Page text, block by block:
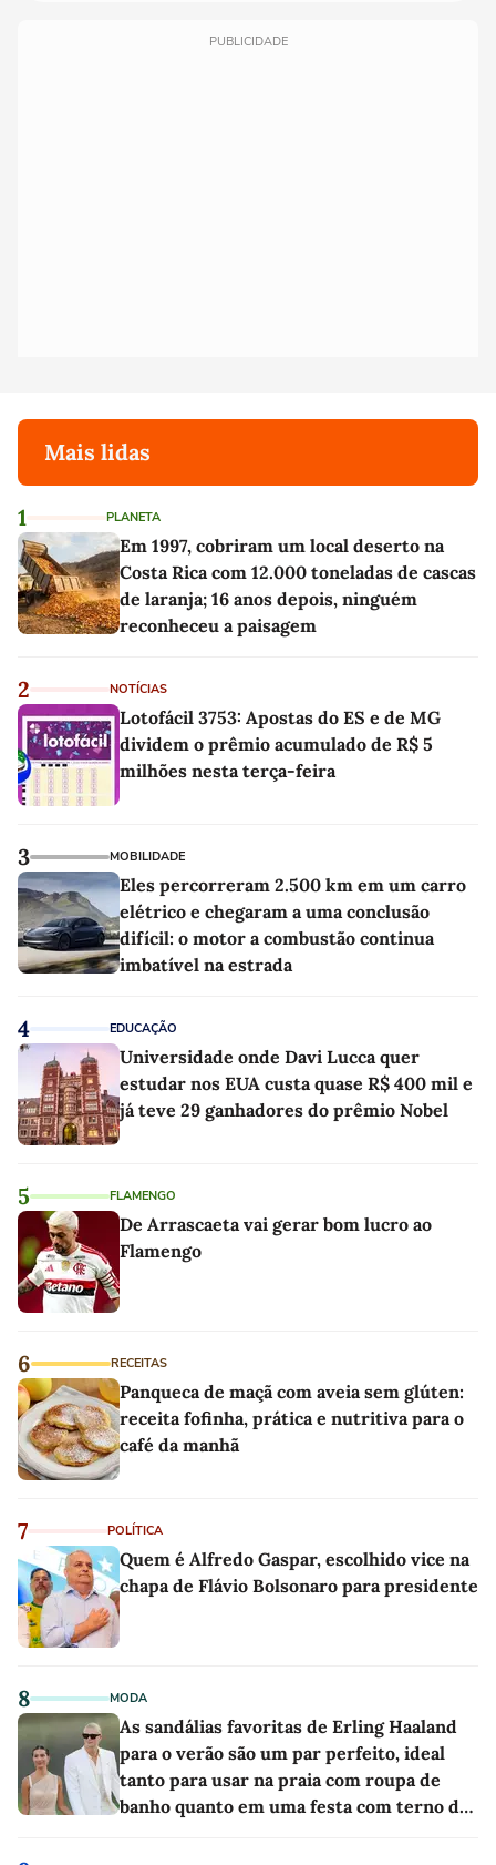
PUBLICIDADE
Mais lidas
1 PLANETA
Em 1997, cobriram um local deserto na
Costa Rica com 12.000 toneladas de cascas
de laranja; 16 anos depois, ninguém
reconheceu a paisagem
2 NOTÍCIAS
Lotofácil 3753: Apostas do ES e de MG
dividem o prêmio acumulado de R$ 5
milhões nesta terça-feira
3 MOBILIDADE
Eles percorreram 2.500 km em um carro
elétrico e chegaram a uma conclusão
difícil: o motor a combustão continua
imbatível na estrada
4 EDUCAÇÃO
Universidade onde Davi Lucca quer
estudar nos EUA custa quase R$ 400 mil e
já teve 29 ganhadores do prêmio Nobel
5 FLAMENGO
De Arrascaeta vai gerar bom lucro ao
Flamengo
6 RECEITAS
Panqueca de maçã com aveia sem glúten:
receita fofinha, prática e nutritiva para o
café da manhã
7 POLÍTICA
Quem é Alfredo Gaspar, escolhido vice na
chapa de Flávio Bolsonaro para presidente
8 MODA
As sandálias favoritas de Erling Haaland
para o verão são um par perfeito, ideal
tanto para usar na praia com roupa de
banho quanto em uma festa com terno de